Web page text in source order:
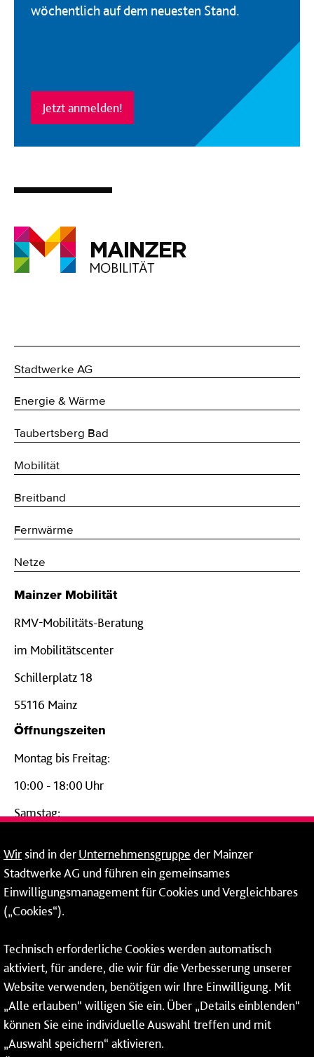
wöchentlich auf dem neuesten Stand.
Jetzt anmelden!
Stadtwerke AG
Energie & Wärme
Taubertsberg Bad
Mobilität
Breitband
Fernwärme
Netze
Mainzer Mobilität
RMV-Mobilitäts-Beratung
im Mobilitätscenter
Schillerplatz 18
55116 Mainz
Öffnungszeiten
Montag bis Freitag:
10:00 - 18:00 Uhr
Samstag:
24-Stunden-Telefon*
06131 – 12 77 77
Fax: 06131 – 12 66 66
* Montags bis freitags bis 7 und ab 18 Uhr sowie an
Wochenenden und Feiertagen ganztags werden Ihre
Anrufe je nach Themenauswahl an ein Callcenter des
RMV oder von nextbike weitergeleitet. Dort erhalten Sie
ausschließlich Auskünfte zum Fahrplan bzw. zu
Wirsind in derUnternehmensgruppe der Mainzer
Stadtwerke AG und führen ein gemeinsames
Einwilligungsmanagement für Cookies und Vergleichbares
(„Cookies“).
Technisch erforderliche Cookies werden automatisch
aktiviert, für andere, die wir für die Verbesserung unserer
Website verwenden, benötigen wir Ihre Einwilligung. Mit
„Alle erlauben“ willigen Sie ein. Über „Details einblenden“
können Sie eine individuelle Auswahl treffen und mit
„Auswahl speichern“ aktivieren.